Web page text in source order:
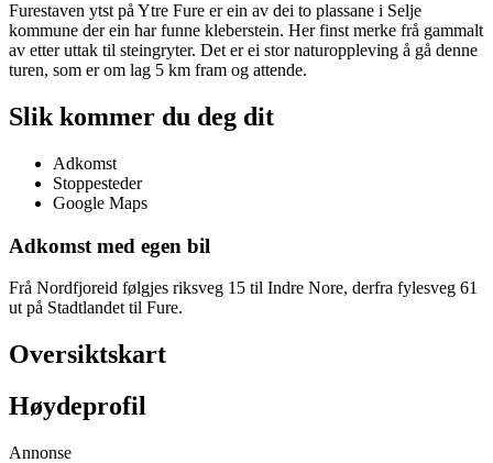
Furestaven ytst på Ytre Fure er ein av dei to plassane i Selje
kommune der ein har funne kleberstein. Her finst merke frå gammalt
av etter uttak til steingryter. Det er ei stor naturoppleving å gå denne
turen, som er om lag 5 km fram og attende.
Slik kommer du deg dit
Adkomst
Stoppesteder
Google Maps
Adkomst med egen bil
Frå Nordfjoreid følgjes riksveg 15 til Indre Nore, derfra fylesveg 61
ut på Stadtlandet til Fure.
Oversiktskart
Høydeprofil
Annonse